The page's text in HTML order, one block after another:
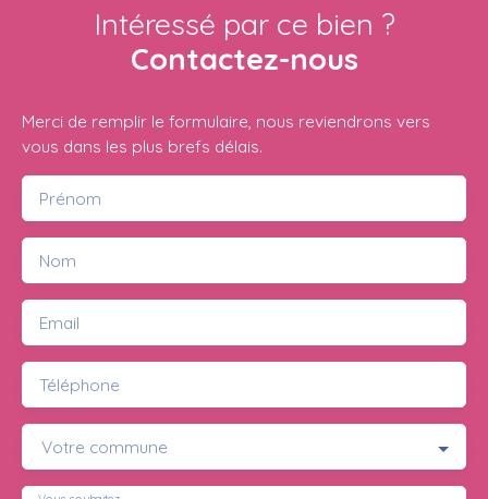
Intéressé par ce bien ?
Contactez-nous
Merci de remplir le formulaire, nous reviendrons vers
vous dans les plus brefs délais.
Prénom
Nom
Email
Téléphone
Votre commune